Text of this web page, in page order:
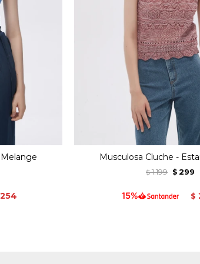
254
Musculosa Cluche -
$ 1.199 $ 299
$